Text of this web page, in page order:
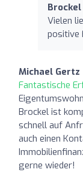
Vielen
positive
Michael Gertz
Fantastische
Brockel ist
schnell auf
auch einen
gerne wieder!